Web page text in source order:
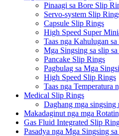
Pinaagi sa Bore Slip
Servo-system Slip
Capsule Slip Rings
High Speed ​​Super
Taas nga Kahulugan
Mga Singsing sa slip
Pancake Slip Rings
Pagbulag sa Mga
High Speed ​​Slip Rings
Taas nga Temperatura
Medical Slip Rings
Daghang mga singsing
Makadaginut nga mga
Gas Fluid Integrated Slip
Pasadya nga Mga Singsing